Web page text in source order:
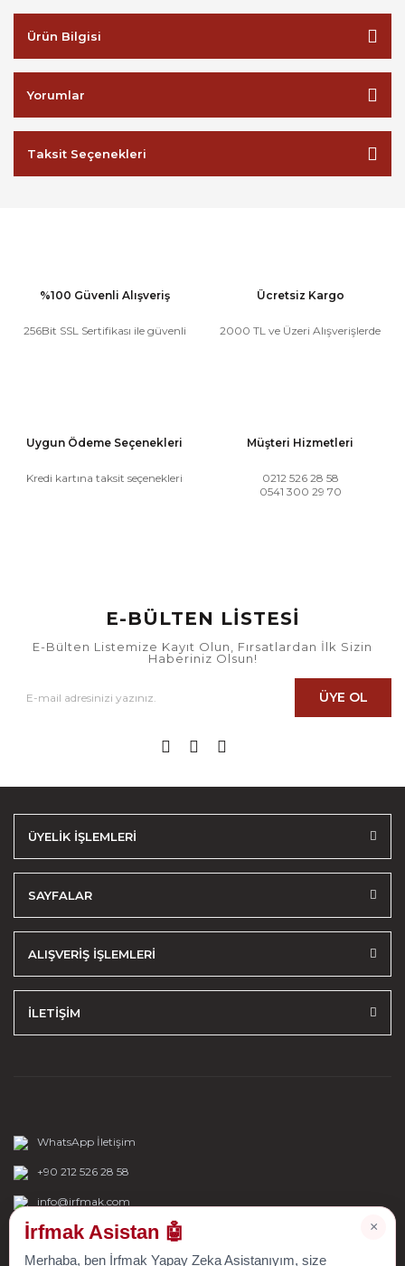
Ürün Bilgisi
Yorumlar
Taksit Seçenekleri
%100 Güvenli Alışveriş
256Bit SSL Sertifikası ile güvenli
Ücretsiz Kargo
2000 TL ve Üzeri Alışverişlerde
Uygun Ödeme Seçenekleri
Kredi kartına taksit seçenekleri
Müşteri Hizmetleri
0212 526 28 58
0541 300 29 70
E-BÜLTEN LİSTESİ
E-Bülten Listemize Kayıt Olun, Fırsatlardan İlk Sizin
Haberiniz Olsun!
ÜYE OL
ÜYELİK İŞLEMLERİ
SAYFALAR
ALIŞVERİŞ İŞLEMLERİ
İLETİŞİM
WhatsApp İletişim
+90 212 526 28 58
info@irfmak.com
×
İrfmak Asistan 🤖
Merhaba, ben İrfmak Yapay Zeka Asistanıyım, size